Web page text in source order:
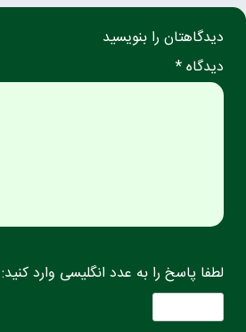
دیدگاهتان را بنویسید
دیدگاه *
لطفا پاسخ را به عدد انگلیسی وارد کنید: